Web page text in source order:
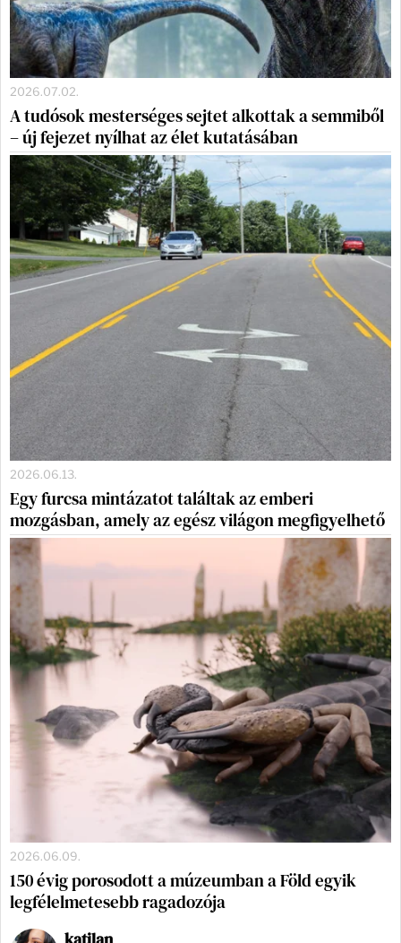
2026.07.02.
A tudósok mesterséges sejtet alkottak a semmiből
– új fejezet nyílhat az élet kutatásában
2026.06.13.
Egy furcsa mintázatot találtak az emberi
mozgásban, amely az egész világon megfigyelhető
2026.06.09.
150 évig porosodott a múzeumban a Föld egyik
legfélelmetesebb ragadozója